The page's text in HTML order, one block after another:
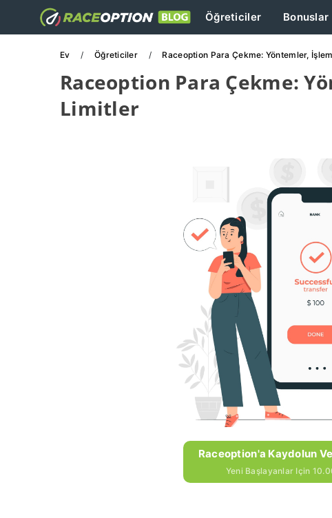
Öğreticiler Bonuslar
Ev Öğreticiler Raceoption Para Çekme: Yöntemler,
Raceoption Para Çekme:
Limitler
Raceoption'a Kaydolun
Yeni Başlayanlar Için